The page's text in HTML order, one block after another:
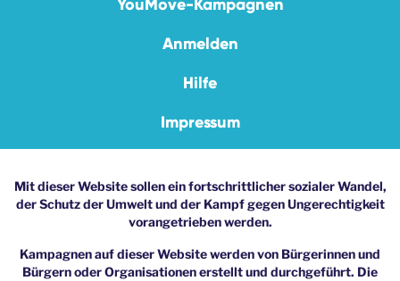
YouMove-Kampagnen
Anmelden
Hilfe
Impressum
Mit dieser Website sollen ein fortschrittlicher sozialer Wandel,
der Schutz der Umwelt und der Kampf gegen Ungerechtigkeit
vorangetrieben werden.
Kampagnen auf dieser Website werden von Bürgerinnen und
Bürgern oder Organisationen erstellt und durchgeführt. Die